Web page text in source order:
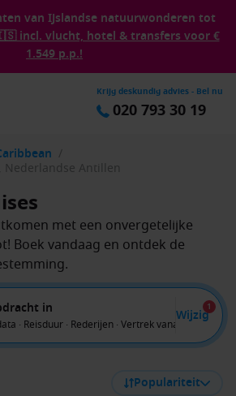
van IJslandse natuurwonderen tot
incl. vlucht, hotel & transfers voor €
1.549 p.p.!
Krijg deskundig advies - Bel nu
020 793 30 19
/
Nederlandse Antillen
met een onvergetelijke
Boek vandaag en ontdek de
in
· Reisduur · Rederijen · Vertrek vanaf
Wijzig
1
Populariteit